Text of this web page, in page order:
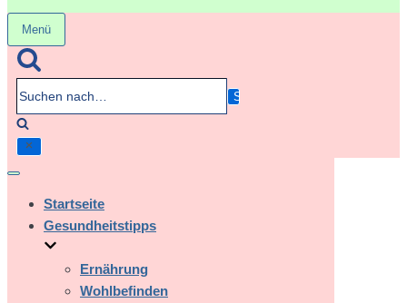
Menü
Navigation
umschalten
Navigation
Startseite
Gesundheitstipps
Ernährung
Wohlbefinden